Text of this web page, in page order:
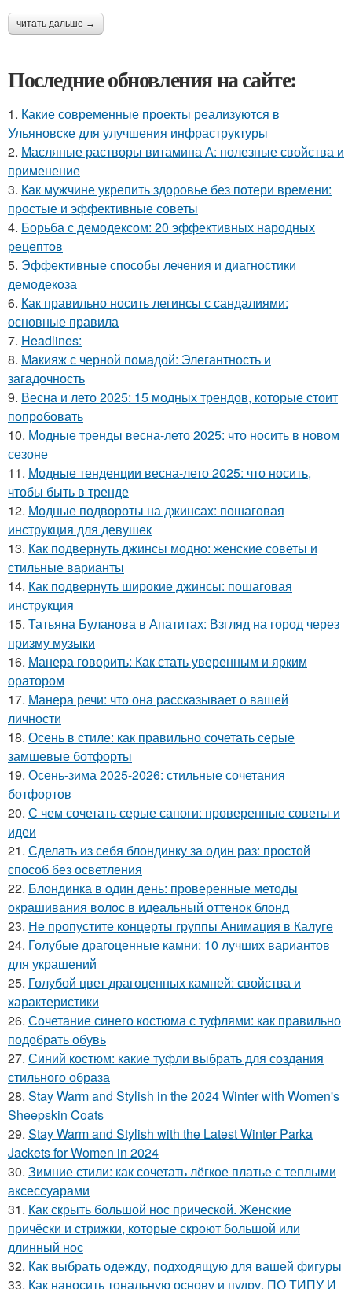
читать дальше →
Последние обновления на сайте:
1. Какие современные проекты реализуются в
Ульяновске для улучшения инфраструктуры
2. Масляные растворы витамина А: полезные свойства и
применение
3. Как мужчине укрепить здоровье без потери времени:
простые и эффективные советы
4. Борьба с демодексом: 20 эффективных народных
рецептов
5. Эффективные способы лечения и диагностики
демодекоза
6. Как правильно носить легинсы с сандалиями:
основные правила
7. Headlines:
8. Макияж с черной помадой: Элегантность и
загадочность
9. Весна и лето 2025: 15 модных трендов, которые стоит
попробовать
10. Модные тренды весна-лето 2025: что носить в новом
сезоне
11. Модные тенденции весна-лето 2025: что носить,
чтобы быть в тренде
12. Модные подвороты на джинсах: пошаговая
инструкция для девушек
13. Как подвернуть джинсы модно: женские советы и
стильные варианты
14. Как подвернуть широкие джинсы: пошаговая
инструкция
15. Татьяна Буланова в Апатитах: Взгляд на город через
призму музыки
16. Манера говорить: Как стать уверенным и ярким
оратором
17. Манера речи: что она рассказывает о вашей
личности
18. Осень в стиле: как правильно сочетать серые
замшевые ботфорты
19. Осень-зима 2025-2026: стильные сочетания
ботфортов
20. С чем сочетать серые сапоги: проверенные советы и
идеи
21. Сделать из себя блондинку за один раз: простой
способ без осветления
22. Блондинка в один день: проверенные методы
окрашивания волос в идеальный оттенок блонд
23. Не пропустите концерты группы Анимация в Калуге
24. Голубые драгоценные камни: 10 лучших вариантов
для украшений
25. Голубой цвет драгоценных камней: свойства и
характеристики
26. Сочетание синего костюма с туфлями: как правильно
подобрать обувь
27. Синий костюм: какие туфли выбрать для создания
стильного образа
28. Stay Warm and Stylish in the 2024 Winter with Women's
Sheepskin Coats
29. Stay Warm and Stylish with the Latest Winter Parka
Jackets for Women in 2024
30. Зимние стили: как сочетать лёгкое платье с теплыми
аксессуарами
31. Как скрыть большой нос прической. Женские
причёски и стрижки, которые скроют большой или
длинный нос
32. Как выбрать одежду, подходящую для вашей фигуры
33. Как наносить тональную основу и пудру. ПО ТИПУ И